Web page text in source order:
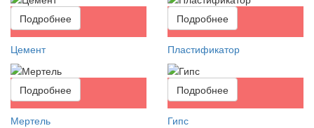
Подробнее
Цемент
Подробнее
Пластификатор
Подробнее
Мертель
Подробнее
Гипс